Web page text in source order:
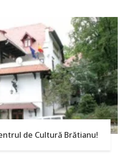
de Cultură Brătianu!